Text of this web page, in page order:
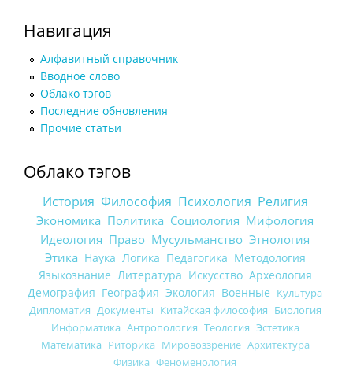
Навигация
Алфавитный справочник
Вводное слово
Облако тэгов
Последние обновления
Прочие статьи
Облако тэгов
История Философия Психология Религия
Экономика Политика Социология Мифология
Идеология Право Мусульманство Этнология
Этика Наука Логика Педагогика Методология
Языкознание Литература Искусство Археология
Демография География Экология Военные Культура
Дипломатия Документы Китайская философия Биология
Информатика Антропология Теология Эстетика
Математика Риторика Мировоззрение Архитектура
Физика Феноменология